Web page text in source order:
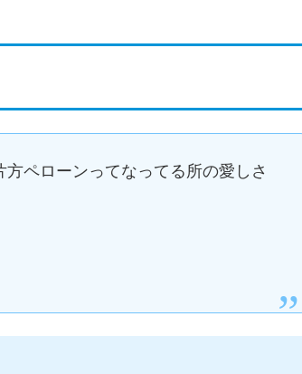
ペローンってなってる所の愛しさ